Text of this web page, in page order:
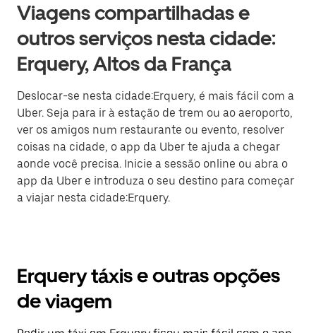
Viagens compartilhadas e
outros serviços nesta cidade:
Erquery, Altos da França
Deslocar-se nesta cidade:Erquery, é mais fácil com a
Uber. Seja para ir à estação de trem ou ao aeroporto,
ver os amigos num restaurante ou evento, resolver
coisas na cidade, o app da Uber te ajuda a chegar
aonde você precisa. Inicie a sessão online ou abra o
app da Uber e introduza o seu destino para começar
a viajar nesta cidade:Erquery.
Erquery táxis e outras opções
de viagem